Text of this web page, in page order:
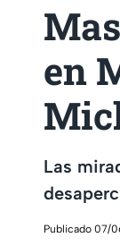
en
Las
Publicado 07/